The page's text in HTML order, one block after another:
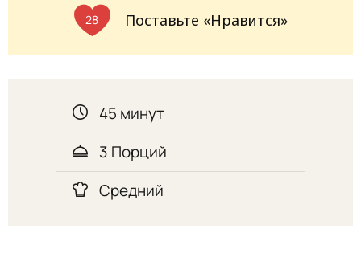
28 Поставьте «Нравится»
45 минут
3 Порций
Средний